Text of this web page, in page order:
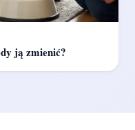
ją zmienić?